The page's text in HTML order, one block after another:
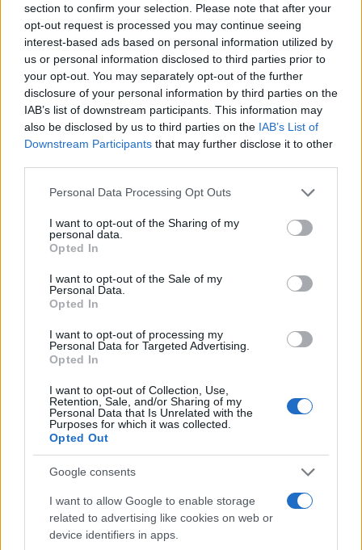
section to confirm your selection. Please note that after your
opt-out request is processed you may continue seeing
interest-based ads based on personal information utilized by
us or personal information disclosed to third parties prior to
your opt-out. You may separately opt-out of the further
disclosure of your personal information by third parties on the
IAB’s list of downstream participants. This information may
also be disclosed by us to third parties on the IAB’s List of
Downstream Participants that may further disclose it to other
Please note that this website/app uses one or more Google
not limited to your visit or usage behaviour. You may click to
grant or deny consent to Google and its third-party tags to
use your data for below specified purposes in below Google
consent section.
Personal Data Processing Opt Outs
I want to opt-out of the Sharing of my
personal data.
Opted In
I want to opt-out of the Sale of my
Personal Data.
Opted In
I want to opt-out of processing my
Personal Data for Targeted Advertising.
Opted In
I want to opt-out of Collection, Use,
Retention, Sale, and/or Sharing of my
Personal Data that Is Unrelated with the
Purposes for which it was collected.
Opted Out
Google consents
I want to allow Google to enable storage
related to advertising like cookies on web or
device identifiers in apps.
Brent cae un 8.3% y arrastra a las materias primas en agosto
Lucía Herrera · 6 Ago 2026
NEWS
El petróleo Brent cae un 8.46% y arrastra a las materias
primas
Lucía Herrera · 5 Ago 2026
NEWS